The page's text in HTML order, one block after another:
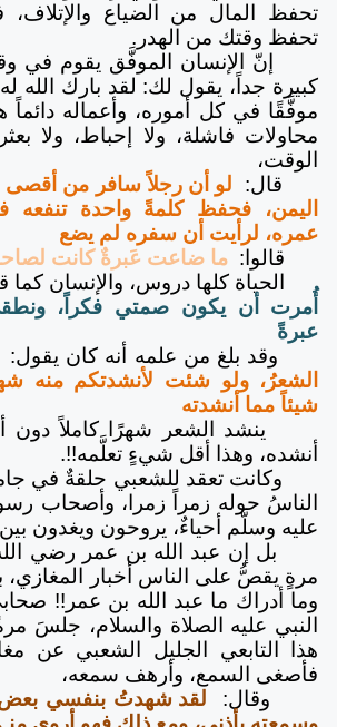
تحفظ المال من الضياع
تحفظ وقتك من الهدر.
إنّ الإنسان الموفَّق يقوم في
كبيرة جداً، يقول لك: لقد بارك الله
موفَّقًا في كل أموره، وأعماله دائماً
محاولات فاشلة، ولا إحباط، ولا
الوقت،
قال:
لو أن رجلاً سافر من
اليمن، فحفظ كلمةً واحدة تنفعه
عمره، لرأيت أن سفره لم يضع
قالوا: ما ضاعت عَبرةٌ كانت
الحياة كلها دروس، والإنسان كما
أُمرت أن يكون صمتي فكراً،
عبرةً
وقد بلغ من علمه أنه كان يقول:
الشعرُ، ولو شئت لأنشدتكم منه
شيئاً مما أنشدته
ينشد الشعر شهرًا كاملاً دون
أنشده، وهذا أقل شيءٍ تعلَّمه!!.
وكانت تعقد للشعبي حلقةٌ في
الناسُ حوله زمراً زمرا، وأصحاب
عليه وسلَّم أحياءٌ، يروحون ويغدون
بل إن عبد الله بن عمر رضي
مرةٍ يقصُّ على الناس أخبار المغازي،
وما أدراك ما عبد الله بن عمر!!
النبي عليه الصلاة والسلام، جلسَ
هذا التابعي الجليل الشعبي عن
فأصغى السمع، وأرهف سمعه،
وقال:
لقد شهدتُ بنفسي بعض